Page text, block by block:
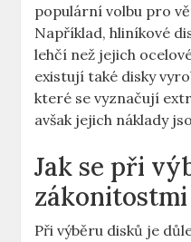
populární ‍volbu pro
Například,⁤ hliníkové
⁣lehčí než ⁢jejich
⁣existují také disky
které se⁣ vyznačují
avšak jejich​ náklady
Jak se při
Při ‍výběru disků ​je